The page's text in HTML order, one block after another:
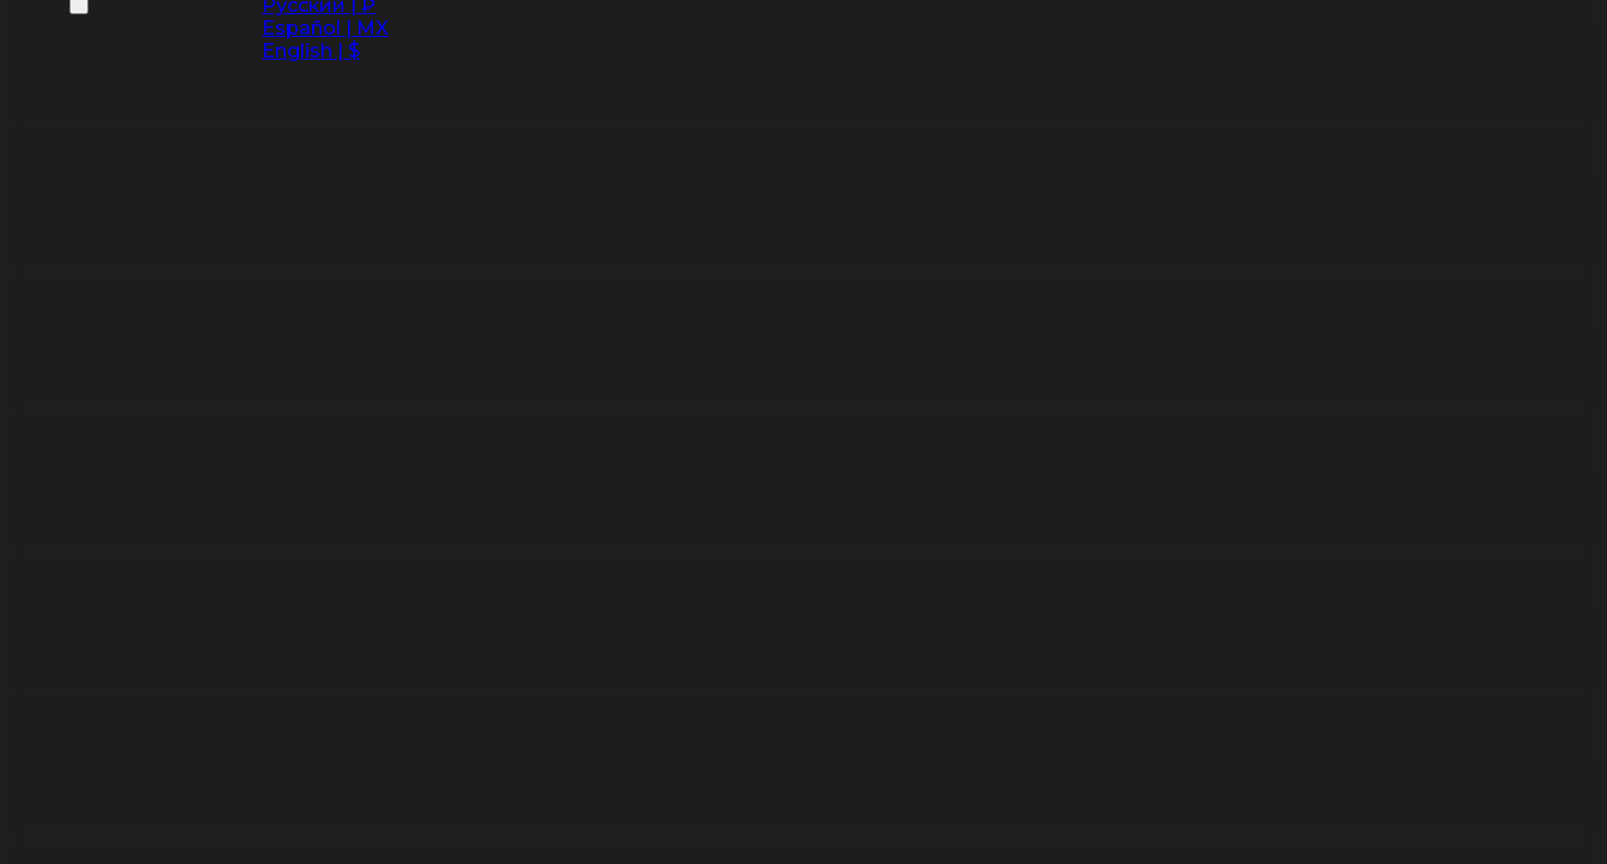
Русский | ₽
Español | MX
English | $